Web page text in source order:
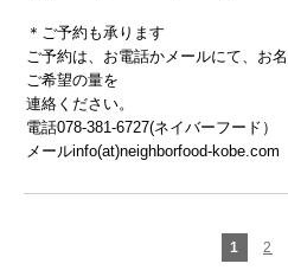
＊ご予約も承ります
ご予約は、お電話かメールにて、お
ご希望の量を
連絡ください。
電話078-381-6727(ネイバーフード）
メールinfo(at)neighborfood-
1 2